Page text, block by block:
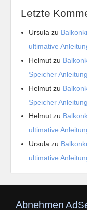
Letzte
Ursula zu
ultimative
Helmut zu
Speicher Anleitung
Helmut zu
Speicher Anleitung
Helmut zu
ultimative
Ursula zu
ultimative
Abnehmen